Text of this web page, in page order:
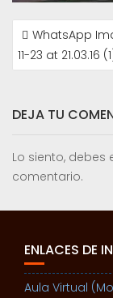
DE
ENTRADAS
WhatsApp
11-23 at 21.03.16
DEJA TU
Lo siento, debes
comentario.
ENLACES DE
Aula Virtual